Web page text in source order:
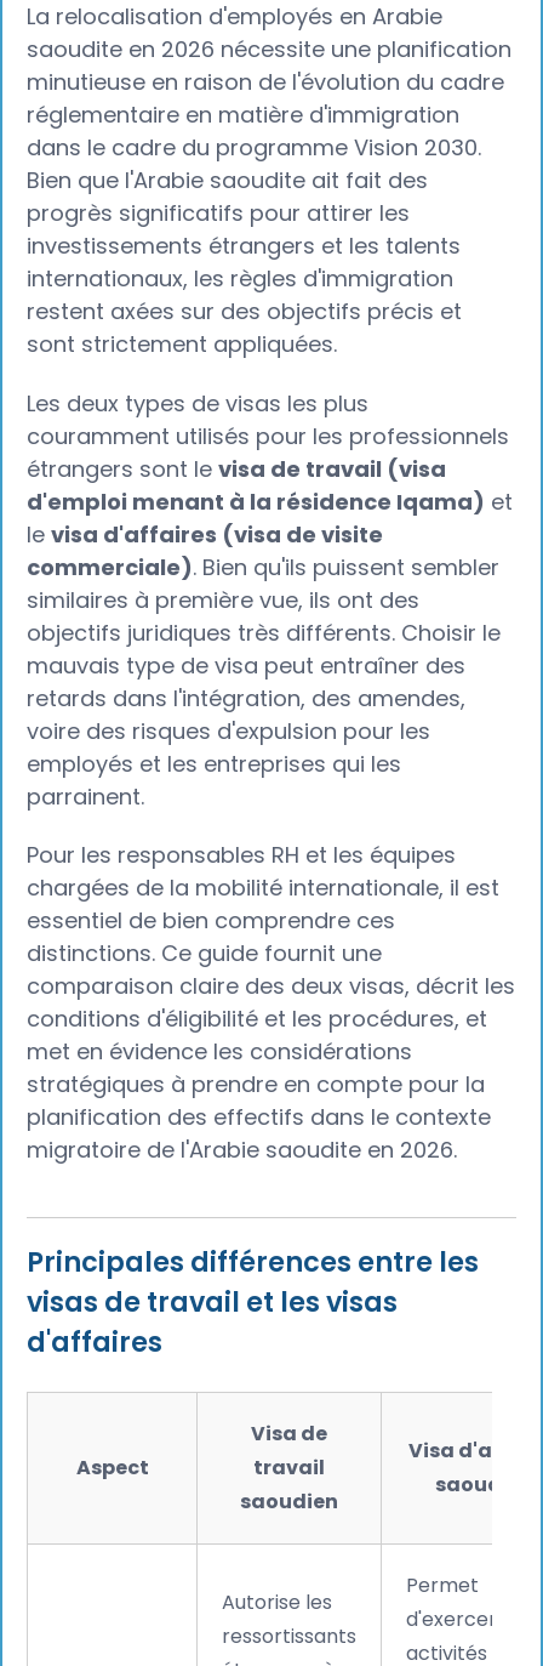
La relocalisation d'employés en Arabie
saoudite en 2026 nécessite une planification
minutieuse en raison de l'évolution du cadre
réglementaire en matière d'immigration
dans le cadre du programme Vision 2030.
Bien que l'Arabie saoudite ait fait des
progrès significatifs pour attirer les
investissements étrangers et les talents
internationaux, les règles d'immigration
restent axées sur des objectifs précis et
sont strictement appliquées.
Les deux types de visas les plus
couramment utilisés pour les professionnels
étrangers sont levisa de travail (visa
d'emploi menant à la résidence Iqama) et
levisa d'affaires (visa de visite
commerciale). Bien qu'ils puissent sembler
similaires à première vue, ils ont des
objectifs juridiques très différents. Choisir le
mauvais type de visa peut entraîner des
retards dans l'intégration, des amendes,
voire des risques d'expulsion pour les
employés et les entreprises qui les
parrainent.
Pour les responsables RH et les équipes
chargées de la mobilité internationale, il est
essentiel de bien comprendre ces
distinctions. Ce guide fournit une
comparaison claire des deux visas, décrit les
conditions d'éligibilité et les procédures, et
met en évidence les considérations
stratégiques à prendre en compte pour la
planification des effectifs dans le contexte
migratoire de l'Arabie saoudite en 2026.
Principales différences entre les
visas de travail et les visas
d'affaires
Aspect
Visa de
travail
saoudien
Visa
saoudien
Autorise les
ressortissants
Permet
d'exercer des
activités